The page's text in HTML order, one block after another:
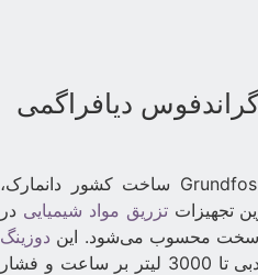
دیافراگمی
دوزینگ پمپ دیافراگمی Grundfos DMH ساخت کشور دانمارک،
تجهیزات تزریق مواد شیمیایی در
سخت محسوب می‌شود. این دوزینگ
با توانایی تأمین دبی تا 3000 لیتر بر ساعت و فشار